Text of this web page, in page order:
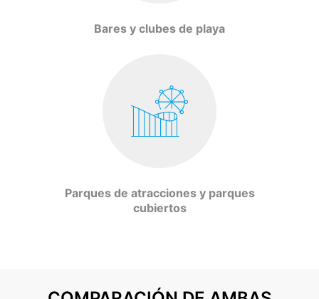
Bares y clubes de playa
Parques de atracciones y parques
cubiertos